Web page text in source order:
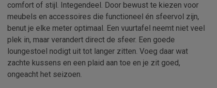
comfort of stijl. Integendeel. Door bewust te kiezen voor
meubels en accessoires die functioneel én sfeervol zijn,
benut je elke meter optimaal. Een vuurtafel neemt niet veel
plek in, maar verandert direct de sfeer. Een goede
loungestoel nodigt uit tot langer zitten. Voeg daar wat
zachte kussens en een plaid aan toe en je zit goed,
ongeacht het seizoen.